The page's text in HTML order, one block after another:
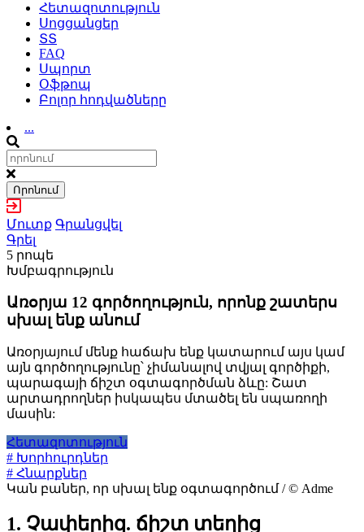
Հետազոտություն
Սոցցանցեր
ՏՏ
FAQ
Սպորտ
Օֆթոպ
Բոլոր հոդվածները
...
Որոնում
Մուտք Գրանցվել
Գրել
5 րոպե
Խմբագրություն
Առօրյա 12 գործողություն, որոնք շատերս
սխալ ենք անում
Առօրյայում մենք հաճախ ենք կատարում այս կամ
այն գործողությունը՝ չիմանալով տվյալ գործիքի,
պարագայի ճիշտ օգտագործման ձևը: Շատ
արտադրողներ իսկապես մտածել են սպառողի
մասին:
Հետազոտություն
# Խորհուրդներ
# Հնարքներ
Կան բաներ, որ սխալ ենք օգտագործում / © Adme
1. Չափերիզ. ճիշտ տեղից